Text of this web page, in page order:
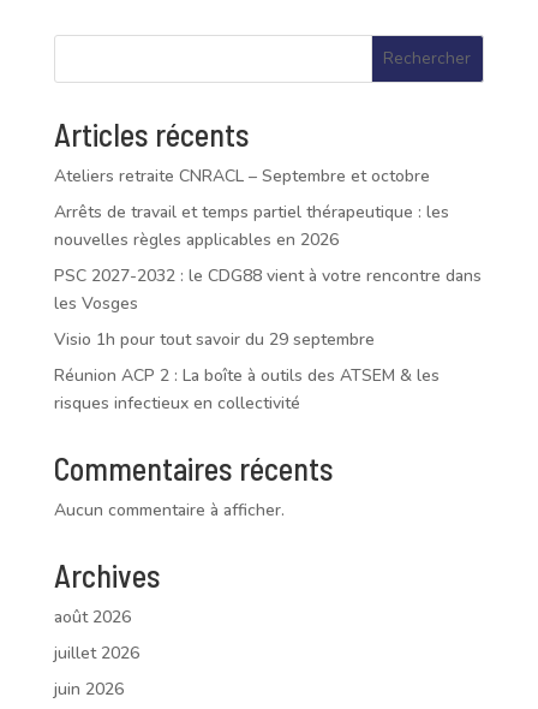
Rechercher
Articles récents
Ateliers retraite CNRACL – Septembre et octobre
Arrêts de travail et temps partiel thérapeutique : les
nouvelles règles applicables en 2026
PSC 2027-2032 : le CDG88 vient à votre rencontre dans
les Vosges
Visio 1h pour tout savoir du 29 septembre
Réunion ACP 2 : La boîte à outils des ATSEM & les
risques infectieux en collectivité
Commentaires récents
Aucun commentaire à afficher.
Archives
août 2026
juillet 2026
juin 2026